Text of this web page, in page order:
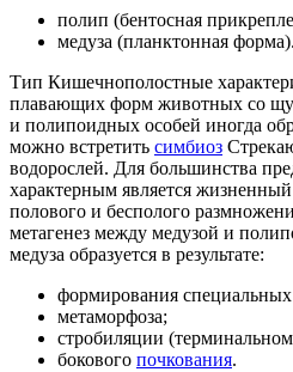
полип (бентосная
медуза (планктонная форма).
Тип Кишечнополостные
плавающих форм животных со
и полипоидных особей иногда
можно встретить симбиоз
водорослей. Для большинства
характерным является
полового и бесполого
метагенез между медузой и
медуза образуется в результате:
формирования
метаморфоза;
стробиляции
бокового почкования.